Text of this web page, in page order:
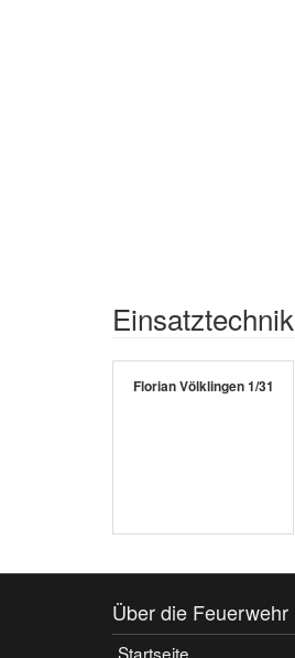
Einsatztechnik
Florian Völklingen 1/31
Über die Feuerwehr
Startseite